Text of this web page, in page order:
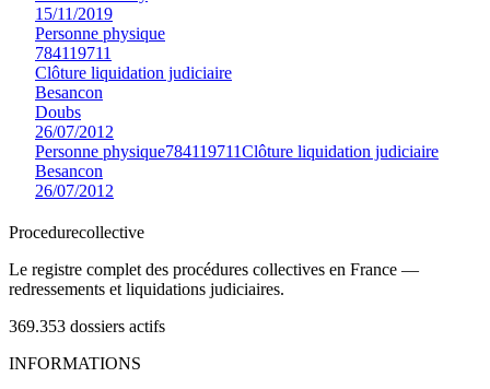
15/11/2019
Personne physique
784119711
Clôture liquidation judiciaire
Besancon
Doubs
26/07/2012
Personne physique784119711Clôture liquidation judiciaire
Besancon
26/07/2012
Procedurecollective
Le registre complet des procédures collectives en France —
redressements et liquidations judiciaires.
369.353 dossiers actifs
INFORMATIONS